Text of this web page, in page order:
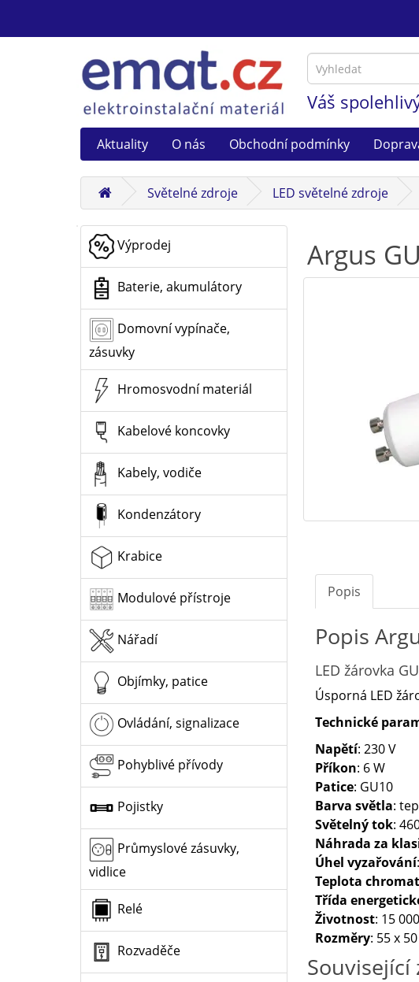
Váš
Aktuality O nás Obchodní podmínky
Světelné zdroje LED světelné zdroje
Výprodej
Baterie, akumulátory
Domovní vypínače,
zásuvky
Hromosvodní materiál
Kabelové koncovky
Kabely, vodiče
Kondenzátory
Krabice
Modulové přístroje
Nářadí
Objímky, patice
Ovládání, signalizace
Pohyblivé přívody
Pojistky
Průmyslové zásuvky,
vidlice
Relé
Rozvaděče
Argus
Popis
Popis
LED žárovka
Úsporná LED
Technické
Napětí: 230 V
Příkon: 6 W
Patice: GU10
Barva světla:
Světelný tok:
Náhrada za
Úhel vyzařování
Teplota
Třída
Životnost: 15
Rozměry: 55 x
Související